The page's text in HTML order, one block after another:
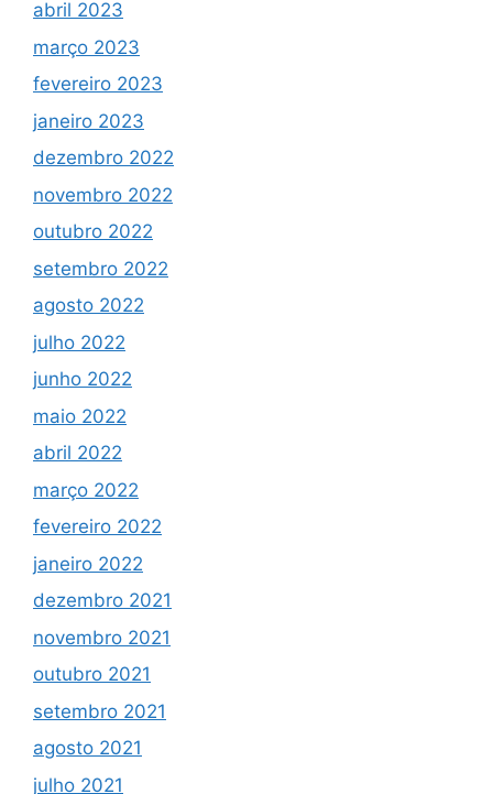
abril 2023
março 2023
fevereiro 2023
janeiro 2023
dezembro 2022
novembro 2022
outubro 2022
setembro 2022
agosto 2022
julho 2022
junho 2022
maio 2022
abril 2022
março 2022
fevereiro 2022
janeiro 2022
dezembro 2021
novembro 2021
outubro 2021
setembro 2021
agosto 2021
julho 2021